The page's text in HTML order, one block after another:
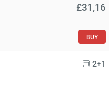
£‎31,16
BUY
2+1